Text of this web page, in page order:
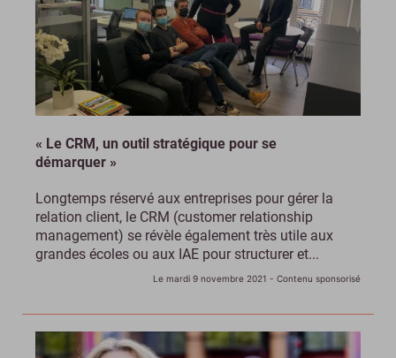
« Le CRM, un outil stratégique pour se
démarquer »
Longtemps réservé aux entreprises pour gérer la
relation client, le CRM (customer relationship
management) se révèle également très utile aux
grandes écoles ou aux IAE pour structurer et...
Le mardi 9 novembre 2021 - Contenu sponsorisé